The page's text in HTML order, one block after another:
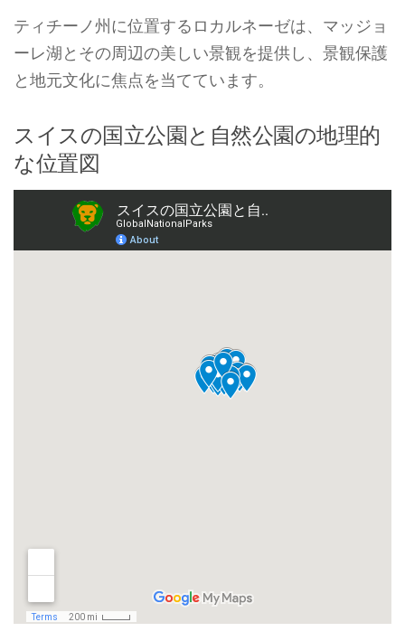
ティチーノ州に位置するロカルネーゼは、マッジョ
ーレ湖とその周辺の美しい景観を提供し、景観保護
と地元文化に焦点を当てています。
スイスの国立公園と自然公園の地理的
な位置図